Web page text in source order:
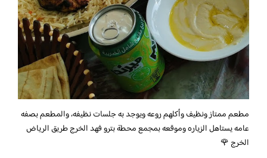
مطعم ممتاز ونظيف وأكلهم روعه ويوجد به جلسات نظيفه، والمطعم بصفه
عامه يستاهل الزياره وموقعه بمجمع محطة بترو فهد الخرج طريق الرياض
الخرج 🌹